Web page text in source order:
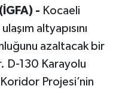
- Kocaeli
altyapısını
azaltacak bir
D-130 Karayolu
Projesi’nin